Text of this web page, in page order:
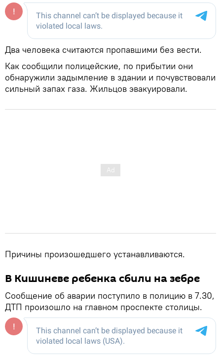
Два человека считаются пропавшими без вести.
Как сообщили полицейские, по прибытии они
обнаружили задымление в здании и почувствовали
сильный запах газа. Жильцов эвакуировали.
Причины произошедшего устанавливаются.
В Кишиневе ребенка сбили на зебре
Сообщение об аварии поступило в полицию в 7.30,
ДТП произошло на главном проспекте столицы.